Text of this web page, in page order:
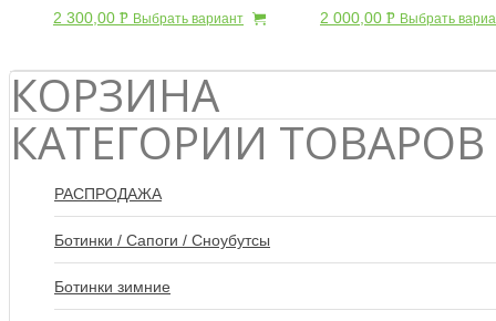
2 300,00 Р Выбрать вариант 2 000,00 Р Выбрать
КОРЗИНА
КАТЕГОРИИ ТОВАРОВ
РАСПРОДАЖА
Ботинки / Сапоги / Сноубутсы
Ботинки зимние